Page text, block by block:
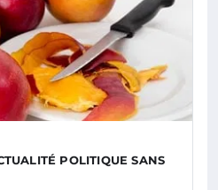
POLITIQUE SANS